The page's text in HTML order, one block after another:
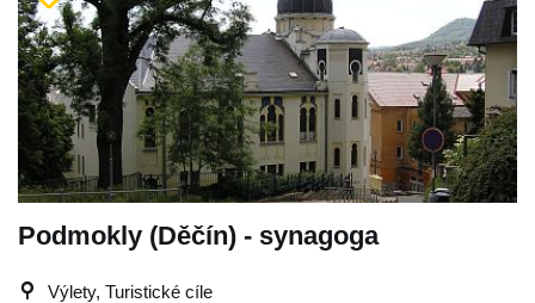
Podmokly (Děčín) - synagoga
Výlety, Turistické cíle